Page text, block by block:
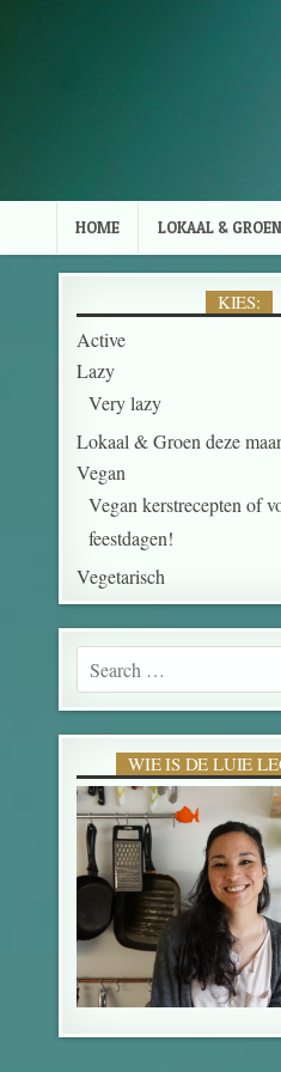
HOME LOKAAL &
KIES:
Active
Lazy
Very lazy
Lokaal & Groen deze
Vegan
Vegan kerstrecepten of
feestdagen!
Vegetarisch
Search for:
WIE IS DE LUIE